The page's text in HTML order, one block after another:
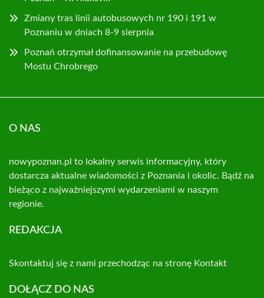
Zmiany tras linii autobusowych nr 190 i 191 w
Poznaniu w dniach 8-9 sierpnia
Poznań otrzymał dofinansowanie na przebudowę
Mostu Chrobrego
O NAS
nowypoznan.pl to lokalny serwis informacyjny, który
dostarcza aktualne wiadomości z Poznania i okolic. Bądź na
bieżąco z najważniejszymi wydarzeniami w naszym
regionie.
REDAKCJA
Skontaktuj się z nami przechodząc na stronę Kontakt
DOŁĄCZ DO NAS